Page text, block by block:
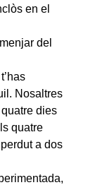
en el
del
Nosaltres
dies
quatre
a dos